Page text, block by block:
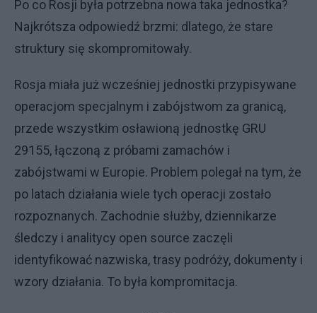
Po co Rosji była potrzebna nowa taka jednostka?
Najkrótsza odpowiedź brzmi: dlatego, że stare
struktury się skompromitowały.
Rosja miała już wcześniej jednostki przypisywane
operacjom specjalnym i zabójstwom za granicą,
przede wszystkim osławioną jednostkę GRU
29155, łączoną z próbami zamachów i
zabójstwami w Europie. Problem polegał na tym, że
po latach działania wiele tych operacji zostało
rozpoznanych. Zachodnie służby, dziennikarze
śledczy i analitycy open source zaczęli
identyfikować nazwiska, trasy podróży, dokumenty i
wzory działania. To była kompromitacja.